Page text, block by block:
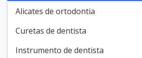
Alicates de ortodontia
Curetas de dentista
Instrumento de dentista